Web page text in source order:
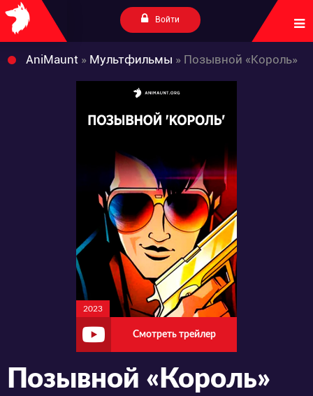
Войти
AniMaunt » Мультфильмы » Позывной «Король»
2023
Смотреть трейлер
Позывной «Король»